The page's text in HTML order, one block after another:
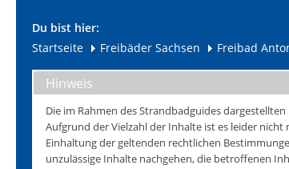
Du bist hier:
Startseite
Freibäder Sachsen Freibad
Hinweis
Die im Rahmen des Strandbadguides
Aufgrund der Vielzahl der Inhalte ist es leider
Einhaltung der geltenden rechtlichen
unzulässige Inhalte nachgehen, die betroffenen